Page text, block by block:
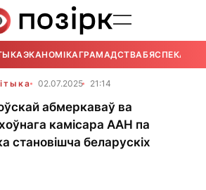
ЭКАНОМІКАГРАМАДСТВАБЯСПЕКА
02.07.2025 21:14
абмеркаваў ва
камісара ААН па
становішча беларускіх